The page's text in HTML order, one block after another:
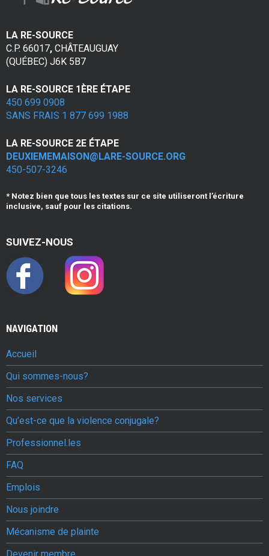
LA RE-SOURCE
C.P. 66017, CHÂTEAUGUAY
(QUÉBEC) J6K 5B7
LA RE-SOURCE 1ÈRE ÉTAPE
450 699 0908
SANS FRAIS 1 877 699 1988
LA RE-SOURCE 2E ÉTAPE
DEUXIEMEMAISON@LARE-SOURCE.ORG
450-507-3246
* Notez bien que tous les textes sur ce site utiliseront l’écriture
inclusive, sauf pour les citations.
SUIVEZ-NOUS
NAVIGATION
Accueil
Qui sommes-nous?
Nos services
Qu’est-ce que la violence conjugale?
Professionnel.les
FAQ
Emplois
Nous joindre
Mécanisme de plainte